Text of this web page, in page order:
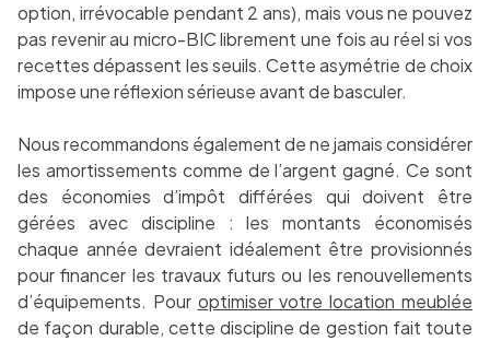
option, irrévocable pendant 2 ans), mais vous ne pouvez
pas revenir au micro-BIC librement une fois au réel si vos
recettes dépassent les seuils. Cette asymétrie de choix
impose une réflexion sérieuse avant de basculer.
Nous recommandons également de ne jamais considérer
les amortissements comme de l’argent gagné. Ce sont
des économies d’impôt différées qui doivent être
gérées avec discipline : les montants économisés
chaque année devraient idéalement être provisionnés
pour financer les travaux futurs ou les renouvellements
d’équipements. Pour optimiser votre location meublée
de façon durable, cette discipline de gestion fait toute